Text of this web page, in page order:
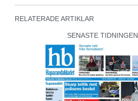
RELATERADE ARTIKLAR
SENASTE TIDNINGEN